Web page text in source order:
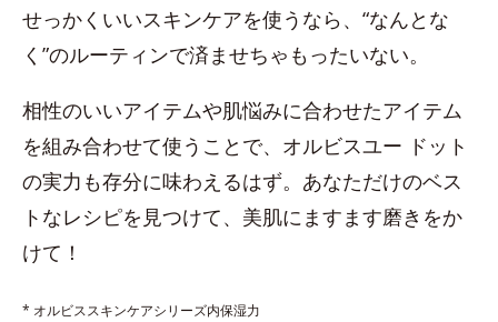
せっかくいいスキンケアを使うなら、“なんとな
く”のルーティンで済ませちゃもったいない。
相性のいいアイテムや肌悩みに合わせたアイテム
を組み合わせて使うことで、オルビスユー ドット
の実力も存分に味わえるはず。あなただけのベス
トなレシピを見つけて、美肌にますます磨きをか
けて！
* オルビススキンケアシリーズ内保湿力